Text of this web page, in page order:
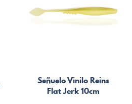
Señuelo Vinilo Reins
Flat Jerk 10cm